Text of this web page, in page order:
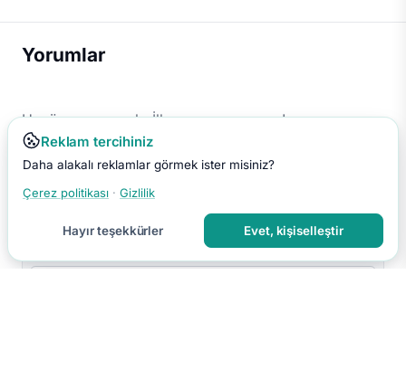
Yorumlar
Henüz yorum yok. İlk yorumu sen yap!
Reklam tercihiniz
Daha alakalı reklamlar görmek ister misiniz?
Çerez politikası · Gizlilik
Hayır teşekkürler Evet, kişiselleştir